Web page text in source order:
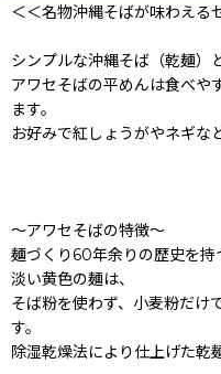
＜＜名物沖縄そばが味わえ
シンプルな沖縄そば（乾麺）
アワセそばの平めんは食べや
ます。
お好みで紅しょうがやネギな
〜アワセそばの特徴〜
麺づくり60年余りの歴史を持
淡い黄色の麺は、
そば粉を使わず、小麦粉だけ
す。
除湿乾燥法により仕上げた乾